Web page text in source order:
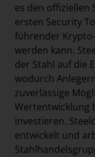
KONTAKT
es den offiziellen
ersten Security
führender
werden kann.
der Stahl auf die
wodurch
zuverlässige
Wertentwicklung
investieren.
entwickelt und